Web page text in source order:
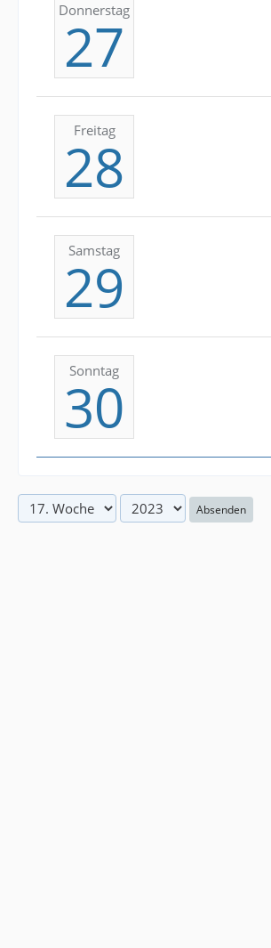
Donnerstag
27
Freitag
28
Samstag
29
Sonntag
30
Absenden